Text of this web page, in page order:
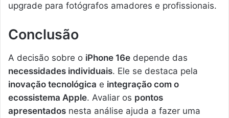
upgrade para fotógrafos amadores e profissionais.
Conclusão
A decisão sobre o iPhone 16e depende das
necessidades individuais. Ele se destaca pela
inovação tecnológica e integração com o
ecossistema Apple. Avaliar os pontos
apresentados nesta análise ajuda a fazer uma